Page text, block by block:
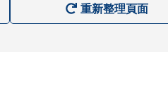
重新整理頁面